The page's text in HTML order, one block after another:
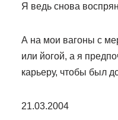
Я ведь снова
А на мои вагоны с
или йогой, а я
карьеру, чтобы был
21.03.2004